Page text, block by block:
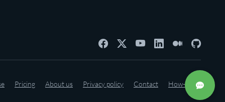
Pricing About us Privacy policy Contact How-to's